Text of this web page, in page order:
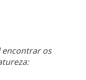
encontrar os